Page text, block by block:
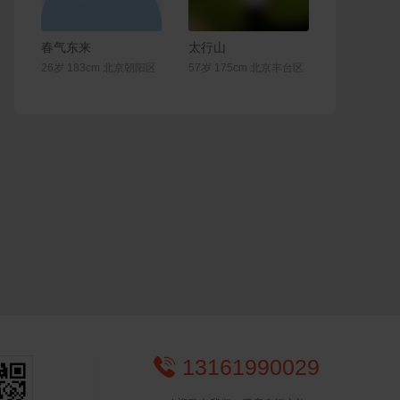
联系Ta
春气东来
26岁 183cm 北京朝阳区
太行山
57岁 175cm 北京丰台区
 13161990029